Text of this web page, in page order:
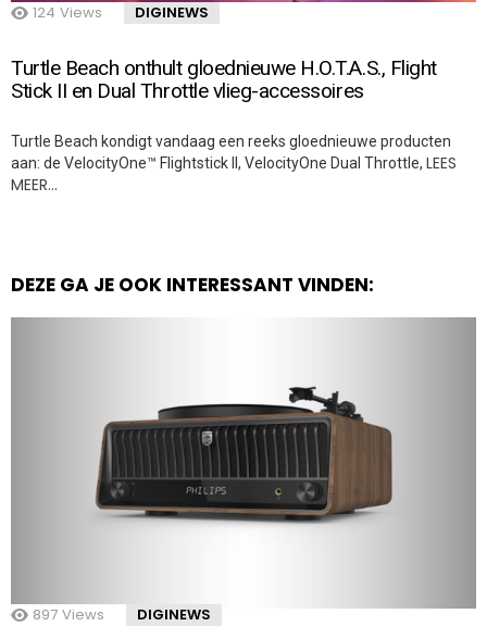
124 Views DIGINEWS
Turtle Beach onthult gloednieuwe H.O.T.A.S., Flight
Stick II en Dual Throttle vlieg-accessoires
Turtle Beach kondigt vandaag een reeks gloednieuwe producten
aan: de VelocityOne™ Flightstick II, VelocityOne Dual Throttle, LEES
MEER…
DEZE GA JE OOK INTERESSANT VINDEN:
897 Views DIGINEWS